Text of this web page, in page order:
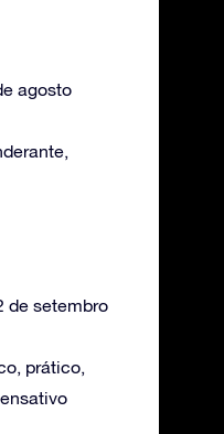
agosto
de setembro
prático,